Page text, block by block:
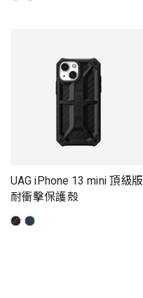
UAG iPhone 13 mini 頂級版
耐衝擊保護殼